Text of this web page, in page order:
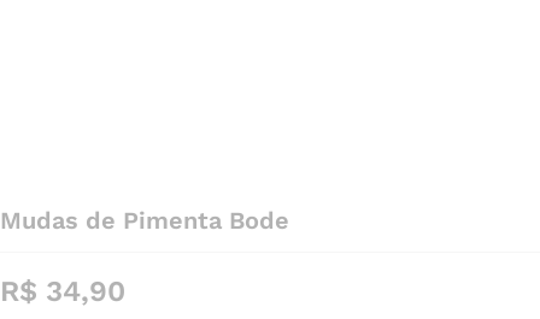
Mudas de Pimenta Bode
R$ 34,90